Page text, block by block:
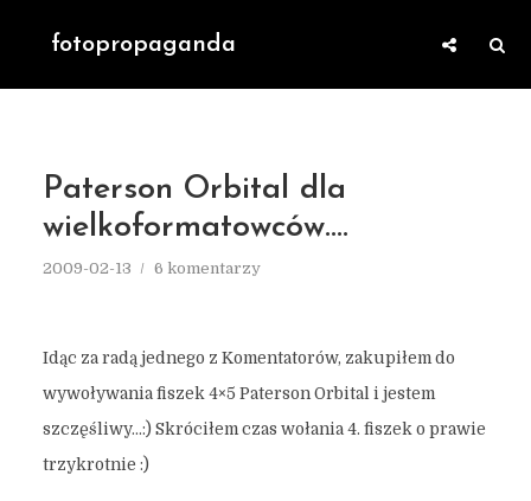
fotopropaganda
Paterson Orbital dla
wielkoformatowców….
2009-02-13 6 komentarzy
Idąc za radą jednego z Komentatorów, zakupiłem do
wywoływania fiszek 4×5 Paterson Orbital i jestem
szczęśliwy…:) Skróciłem czas wołania 4. fiszek o prawie
trzykrotnie :)